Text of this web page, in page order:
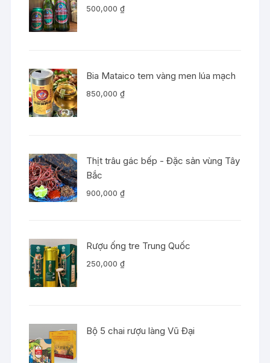
500,000₫
Bia Mataico tem vàng men lúa mạch
850,000₫
Thịt trâu gác bếp - Đặc sản vùng Tây
Bắc
900,000₫
Rượu ống tre Trung Quốc
250,000₫
Bộ 5 chai rượu làng Vũ Đại